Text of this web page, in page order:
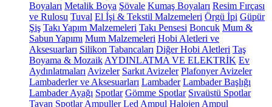
Boyaları Metalik Boya Şövale Kumaş Boyaları Resim Fırçası
ve Rulosu Tuval El İşi & Tekstil Malzemeleri Örgü İpi Güpür
Şiş Takı Yapım Malzemeleri Takı Pensesi Boncuk Mum &
Sabun Yapımı Mum Malzemeleri Hobi Aletleri ve
Aksesuarları Silikon Tabancaları Diğer Hobi Aletleri Taş
Boyama & Mozaik AYDINLATMA VE ELEKTRİK Ev
Aydınlatmaları Avizeler Sarkıt Avizeler Plafonyer Avizeler
Lambaderler ve Aksesuarları Lambader Lambader Başlığı
Lambader Ayağı Spotlar Gömme Spotlar Sıvaüstü Spotlar
Tavan Spotlar Ampuller Led Ampul Halojen Ampul